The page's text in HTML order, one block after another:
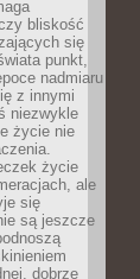
bliskość
się
punkt,
nadmiaru
z innymi
niezwykle
życie nie
życie
ale
się
są jeszcze
dobrze